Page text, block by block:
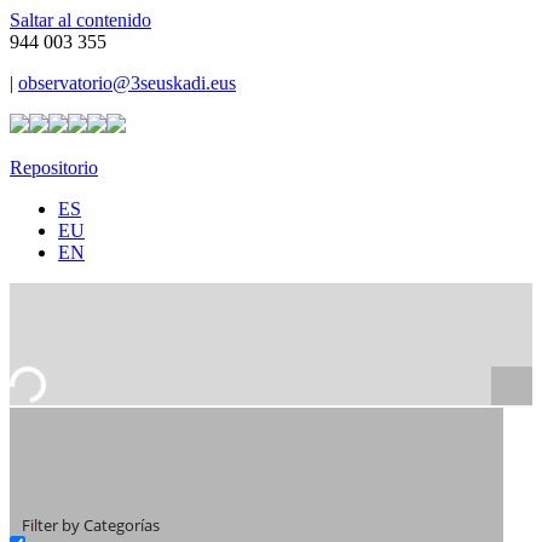
Saltar al contenido
944 003 355
| observatorio@3seuskadi.eus
Repositorio
ES
EU
EN
Filter by Categorías